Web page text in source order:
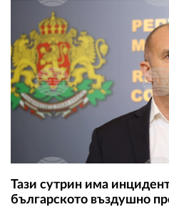
Тази сутрин има
българското въздушно